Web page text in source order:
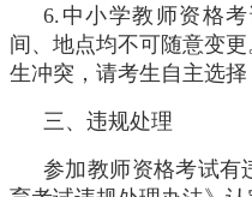
6.中小学教师资格
间、地点均不可随意变
生冲突，请考生自主选择
三、违规处理
参加教师资格考试有